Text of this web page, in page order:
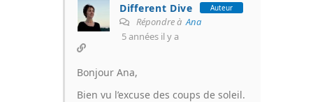
Different Dive Auteur
Répondre àAna
5 années il y a
Bonjour Ana,
Bien vu l’excuse des coups de soleil.